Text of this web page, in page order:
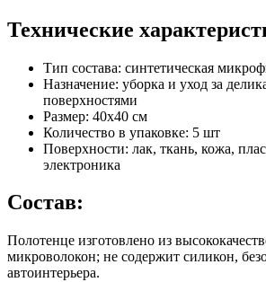
Технические
Тип состава: синтетическая
Назначение: уборка и уход за
поверхностями
Размер: 40x40 см
Количество в упаковке: 5 шт
Поверхности: лак, ткань, кожа,
электроника
Состав:
Полотенце изготовлено из
микроволокон; не содержит силикон,
автоинтерьера.